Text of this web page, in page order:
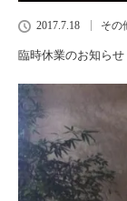
2017.7.18 その
臨時休業のお知らせ